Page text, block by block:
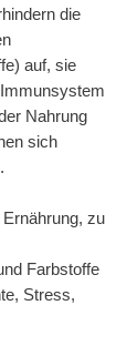
die
auf, sie
Nahrung
sich
zu
Farbstoffe
Stress,